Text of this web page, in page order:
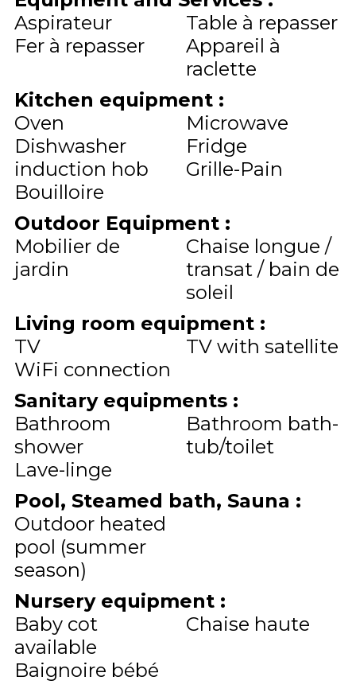
Aspirateur
Table à repasser
Fer à repasser
Appareil à
raclette
Kitchen equipment :
Oven
Microwave
Dishwasher
Fridge
induction hob
Grille-Pain
Bouilloire
Outdoor Equipment :
Mobilier de
jardin
Chaise longue /
transat / bain de
soleil
Living room equipment :
TV
TV with satellite
WiFi connection
Sanitary equipments :
Bathroom
shower
Bathroom bath-
tub/toilet
Lave-linge
Pool, Steamed bath, Sauna :
Outdoor heated
pool (summer
season)
Nursery equipment :
Baby cot
available
Chaise haute
Baignoire bébé